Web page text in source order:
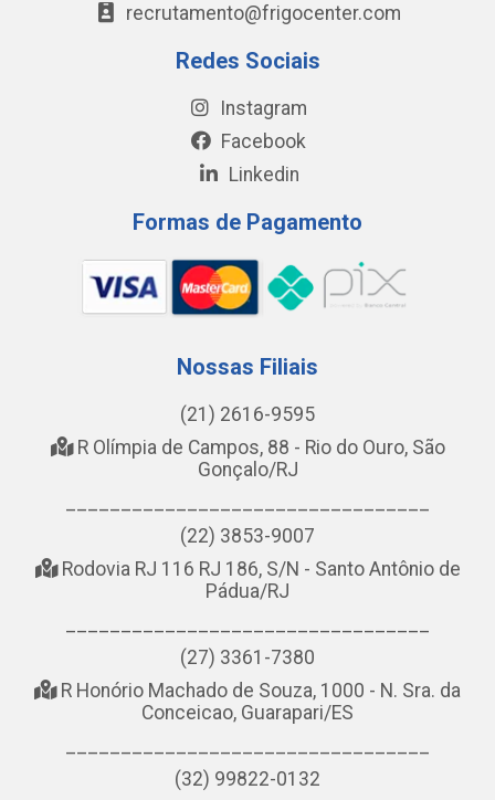
recrutamento@frigocenter.com
Redes Sociais
Instagram
Facebook
Linkedin
Formas de Pagamento
Nossas Filiais
(21) 2616-9595
R Olímpia de Campos, 88 - Rio do Ouro, São
Gonçalo/RJ
(22) 3853-9007
Rodovia RJ 116 RJ 186, S/N - Santo Antônio de
Pádua/RJ
(27) 3361-7380
R Honório Machado de Souza, 1000 - N. Sra. da
Conceicao, Guarapari/ES
(32) 99822-0132